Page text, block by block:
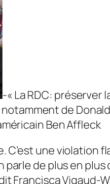
-« La RDC: préserver
de
Ben Affleck
C’est une
parle de plus en
Francisca Vigaud-